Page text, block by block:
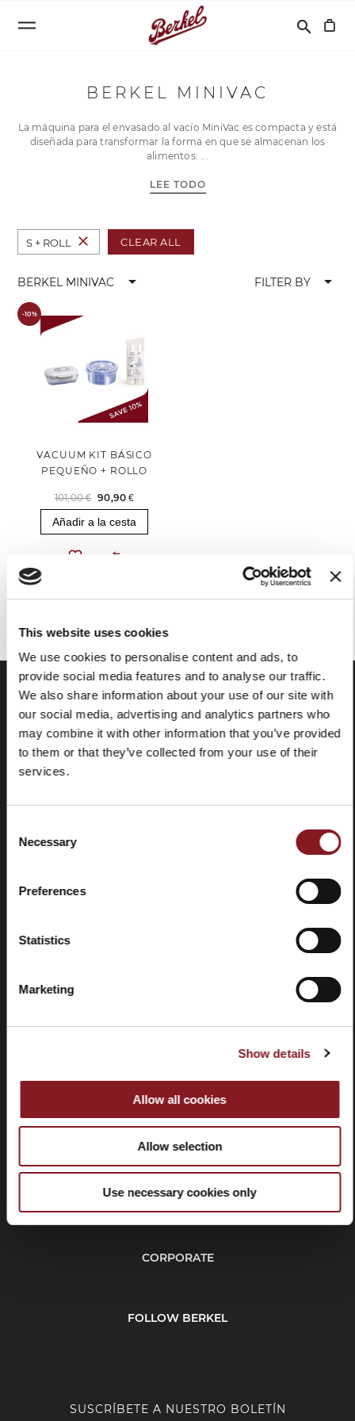
This website uses cookies
We use cookies to personalise content and ads, to
provide social media features and to analyse our traffic.
We also share information about your use of our site with
our social media, advertising and analytics partners who
may combine it with other information that you’ve provided
to them or that they’ve collected from your use of their
services.
Selection
Necessary
Preferences
Statistics
Marketing
Show details
Allow all cookies
Allow selection
Use necessary cookies only
Buscar
search
BERKEL MINIVAC
La máquina para el envasado al vacío MiniVac es compacta y está
diseñada para transformar la forma en que se almacenan los
alimentos:
LEE TODO
S + ROLL close CLEAR ALL
BERKEL MINIVAC arrow_drop_down FILTER BY arrow_drop_down
-10%
VACUUM KIT BÁSICO
PEQUEÑO + ROLLO
101,00 € 90,90 €
Añadir a la cesta
Has visto todos los productos de la categoría
Rescisión
CUSTOMER SERVICE
CORPORATE
FOLLOW BERKEL
SUSCRÍBETE A NUESTRO BOLETÍN